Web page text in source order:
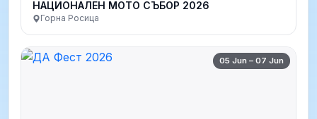
НАЦИОНАЛЕН МОТО СЪБОР 2026
Горна Росица
05 Jun – 07 Jun